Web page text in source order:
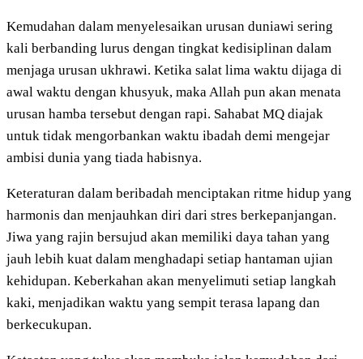
Kemudahan dalam menyelesaikan urusan duniawi sering
kali berbanding lurus dengan tingkat kedisiplinan dalam
menjaga urusan ukhrawi. Ketika salat lima waktu dijaga di
awal waktu dengan khusyuk, maka Allah pun akan menata
urusan hamba tersebut dengan rapi. Sahabat MQ diajak
untuk tidak mengorbankan waktu ibadah demi mengejar
ambisi dunia yang tiada habisnya.
Keteraturan dalam beribadah menciptakan ritme hidup yang
harmonis dan menjauhkan diri dari stres berkepanjangan.
Jiwa yang rajin bersujud akan memiliki daya tahan yang
jauh lebih kuat dalam menghadapi setiap hantaman ujian
kehidupan. Keberkahan akan menyelimuti setiap langkah
kaki, menjadikan waktu yang sempit terasa lapang dan
berkecukupan.